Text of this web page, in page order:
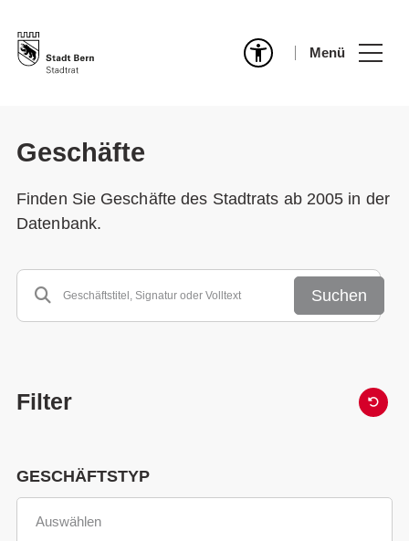
Menü
Geschäfte
Finden Sie Geschäfte des Stadtrats ab 2005 in der
Datenbank.
Suchen
Filter
GESCHÄFTSTYP